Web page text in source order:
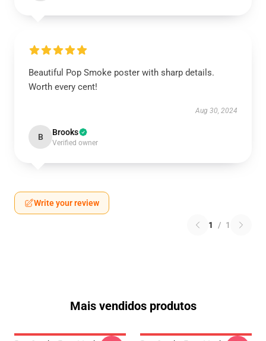
Beautiful Pop Smoke poster with sharp details.
Worth every cent!
Aug 30, 2024
B Brooks
Verified owner
Write your review
1 / 1
Mais vendidos produtos